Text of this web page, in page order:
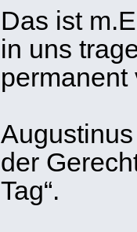
Das ist
in uns
der
Tag“.